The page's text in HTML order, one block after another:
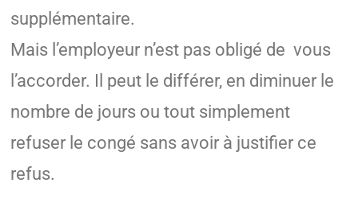
supplémentaire.
Mais l’employeur n’est pas obligé de vous
l’accorder. Il peut le différer, en diminuer le
nombre de jours ou tout simplement
refuser le congé sans avoir à justifier ce
refus.